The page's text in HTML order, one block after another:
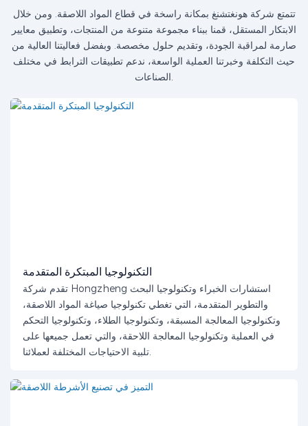
تتمتع شركة هونغتشنغ بمكانة راسخة في قطاع المواد اللاصقة. ومن خلال
الابتكار المستقل، قمنا ببناء مجموعة متنوعة من المنتجات، وتطبيق معايير
صارمة لمراقبة الجودة، وتقديم حلول مخصصة. وبفضل فعاليتنا العالية من
حيث التكلفة وخبرتنا العملية الواسعة، ندعم تطبيقات الترابط في مختلف
الصناعات.
التكنولوجيا المبتكرة المتقدمة
تقدم شركة Hongzheng استشارات الخبراء وتكنولوجيا البحث
والتطوير المتقدمة، التي تغطي تكنولوجيا صياغة المواد اللاصقة،
وتكنولوجيا المعالجة المسبقة، وتكنولوجيا الطلاء، وتكنولوجيا التحكم
في العملية وتكنولوجيا المعالجة اللاحقة، والتي تعمل جميعها على
تلبية الاحتياجات المختلفة لعملائنا.